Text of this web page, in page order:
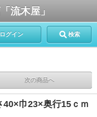
流木屋」
ログイン 検索
次の商品へ
巾23×奥行15ｃｍ